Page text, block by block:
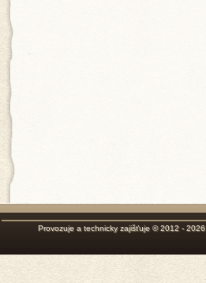
Provozuje a technicky zajišťuje © 2012 - 2026